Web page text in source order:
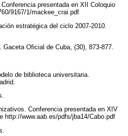
presentada en XII Coloquio
9167/1/mackee_crai.pdf
estratégica del ciclo 2007-2010.
Oficial de Cuba, (30), 873-877.
de biblioteca universitaria.
Conferencia presentada en XIV
http://www.aab.es/pdfs/jba14/Cabo.pdf